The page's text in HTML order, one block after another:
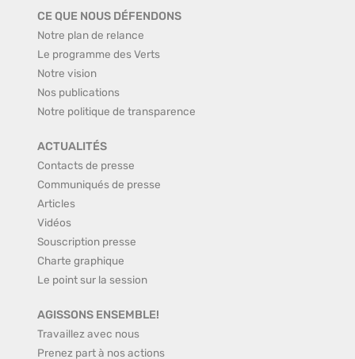
CE QUE NOUS DÉFENDONS
Notre plan de relance
Le programme des Verts
Notre vision
Nos publications
Notre politique de transparence
ACTUALITÉS
Contacts de presse
Communiqués de presse
Articles
Vidéos
Souscription presse
Charte graphique
Le point sur la session
AGISSONS ENSEMBLE!
Travaillez avec nous
Prenez part à nos actions